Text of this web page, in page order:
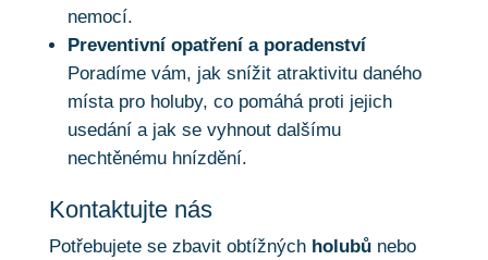
nemocí.
Preventivní opatření a poradenství
Poradíme vám, jak snížit atraktivitu daného
místa pro holuby, co pomáhá proti jejich
usedání a jak se vyhnout dalšímu
nechtěnému hnízdění.
Kontaktujte nás
Potřebujete se zbavit obtížných holubůnebo